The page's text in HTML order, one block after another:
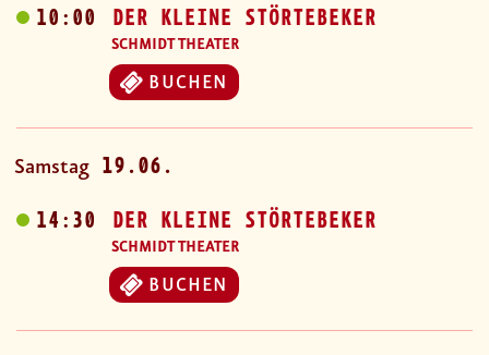
10:00 DER KLEINE STÖRTEBEKER
SCHMIDT THEATER
BUCHEN
Samstag 19.06.
14:30 DER KLEINE STÖRTEBEKER
SCHMIDT THEATER
BUCHEN